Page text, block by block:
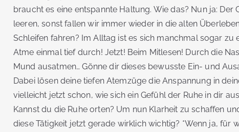
braucht es eine entspannte Haltung. Wie das? Nun ja:
leeren, sonst fallen wir immer wieder in die alten
Schleifen fahren? Im Alltag ist es sich manchmal sogar zu
Atme einmal tief durch! Jetzt! Beim Mitlesen! Durch die
Mund ausatmen… Gönne dir dieses bewusste Ein- und
Dabei lösen deine tiefen Atemzüge die Anspannung in
vielleicht jetzt schon, wie sich ein Gefühl der Ruhe in dir
Kannst du die Ruhe orten? Um nun Klarheit zu schaffen
diese Tätigkeit jetzt gerade wirklich wichtig? *Wenn ja, für